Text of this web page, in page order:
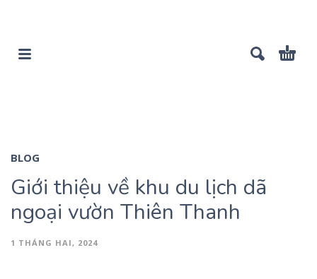
BLOG
Giới thiệu về khu du lịch dã
ngoại vườn Thiên Thanh
1 THÁNG HAI, 2024